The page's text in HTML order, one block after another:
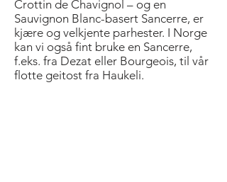
Crottin de Chavignol – og en
Sauvignon Blanc-basert Sancerre, er
kjære og velkjente parhester. I Norge
kan vi også fint bruke en Sancerre,
f.eks. fra Dezat eller Bourgeois, til vår
flotte geitost fra Haukeli.